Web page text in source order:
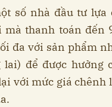
số nhà đầu tư lựa
mà thanh toán đến
đa với sản phẩm
để được hưởng
với mức giá chênh